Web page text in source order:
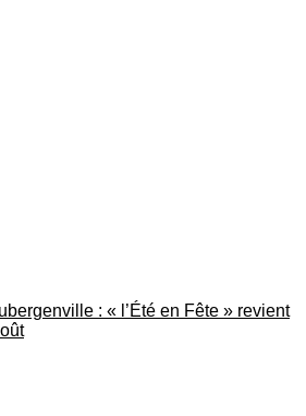
: « l’Été en Fête » revient